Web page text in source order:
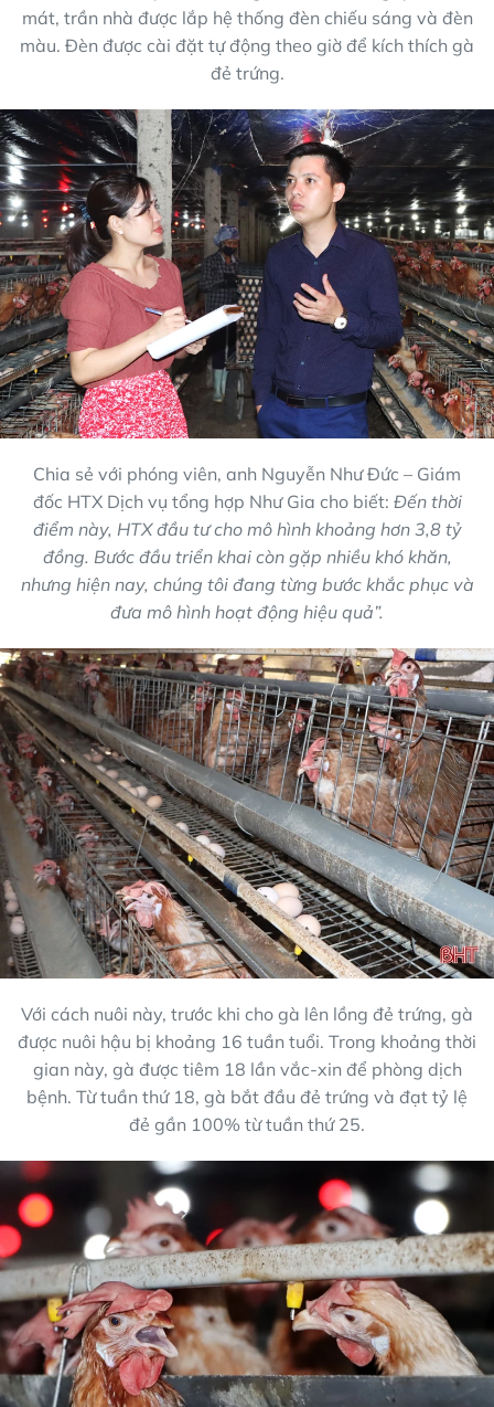
mát, trần nhà được lắp hệ thống đèn chiếu sáng và đèn
màu. Đèn được cài đặt tự động theo giờ để kích thích gà
đẻ trứng.
Chia sẻ với phóng viên, anh Nguyễn Như Đức – Giám
đốc HTX Dịch vụ tổng hợp Như Gia cho biết: Đến thời
điểm này, HTX đầu tư cho mô hình khoảng hơn 3,8 tỷ
đồng. Bước đầu triển khai còn gặp nhiều khó khăn,
nhưng hiện nay, chúng tôi đang từng bước khắc phục và
đưa mô hình hoạt động hiệu quả”.
Với cách nuôi này, trước khi cho gà lên lồng đẻ trứng, gà
được nuôi hậu bị khoảng 16 tuần tuổi. Trong khoảng thời
gian này, gà được tiêm 18 lần vắc-xin để phòng dịch
bệnh. Từ tuần thứ 18, gà bắt đầu đẻ trứng và đạt tỷ lệ
đẻ gần 100% từ tuần thứ 25.